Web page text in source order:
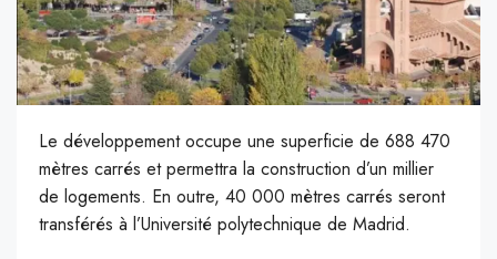
Le développement occupe une superficie de 688 470
mètres carrés et permettra la construction d’un millier
de logements. En outre, 40 000 mètres carrés seront
transférés à l’Université polytechnique de Madrid.